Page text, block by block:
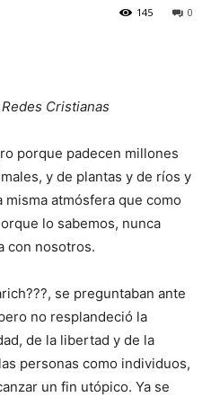
0
145
Cristianas
porque padecen millones
y de plantas y de ríos y
atmósfera que como
lo sabemos, nunca
con nosotros.
se preguntaban ante
no resplandeció la
de la libertad y de la
personas como individuos,
un fin utópico. Ya se